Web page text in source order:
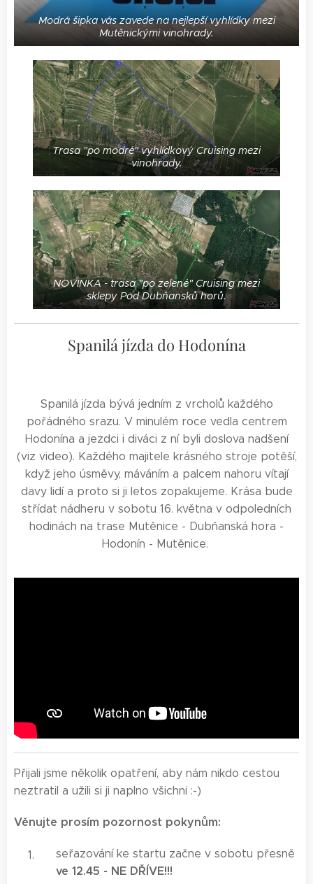
Modrá šipka vás zavede na nejlepší vyhlídky mezi
Mutěnickými vinohrady.
Trasa "po modré" vyhlídkový Cruising mezi
vinohrady.
NOVINKA - trasa "po zelené" Cruising mezi
sklepy Pod Dubňansků horů.
Spanilá jízda do Hodonína
Spanilá jízda bývá jedním z vrcholů každého
pořádného srazu. V minulém roce vedla centrem
Hodonína a jezdci i diváci z ní byli doslova nadšení
(viz video). Každého majitele krásného stroje potěší,
když jeho úsměvy, máváním a palcem nahoru vítají
davy lidí a proto si ji letos zopakujeme. Krása bude
střídat nádheru v sobotu 16. května v odpoledních
hodinách na trase Mutěnice - Dubňanská hora -
Hodonín - Mutěnice.
Přijali jsme několik opatření, aby nám nikdo cestou
neztratil a užili si ji naplno všichni :-)
Věnujte prosím pozornost pokynům:
seřazování ke startu začne v sobotu přesně
ve 12.45 - NE DŘÍVE!!!